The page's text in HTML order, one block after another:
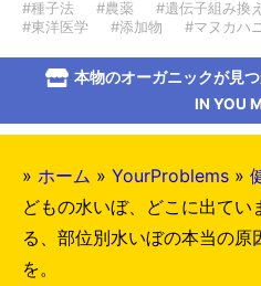
#種子法 #農薬 #遺伝子組み換え
#東洋医学
#添加物 #マヌカハ
本物のオーガニックが見
IN YOU
» ホーム » YourProblems »
どもの水いぼ、どこに出て
る、部位別水いぼの本当の
を。